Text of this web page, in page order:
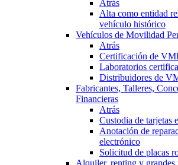
Atrás
Alta como entidad
vehículo histórico
Vehículos de Movilidad
Atrás
Certificación de
Laboratorios
Distribuidores de
Fabricantes, Talleres,
Financieras
Atrás
Custodia de tarjetas
Anotación de
electrónico
Solicitud de placas